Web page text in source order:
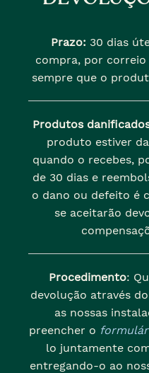
Prazo: 30 dias
compra, por correio
sempre que o
Produtos
produto estiver
quando o recebes,
de 30 dias e
o dano ou defeito é
se aceitarão
Procedimento:
devolução através
as nossas
preencher o
lo juntamente
entregando-o ao